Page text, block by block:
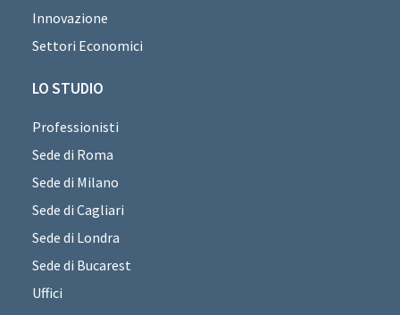
Innovazione
Settori Economici
LO STUDIO
Professionisti
Sede di Roma
Sede di Milano
Sede di Cagliari
Sede di Londra
Sede di Bucarest
Uffici